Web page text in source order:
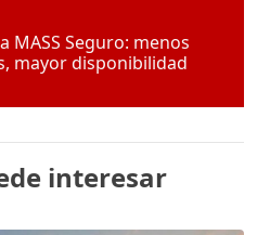
MASS Seguro: menos
mayor disponibilidad
interesar